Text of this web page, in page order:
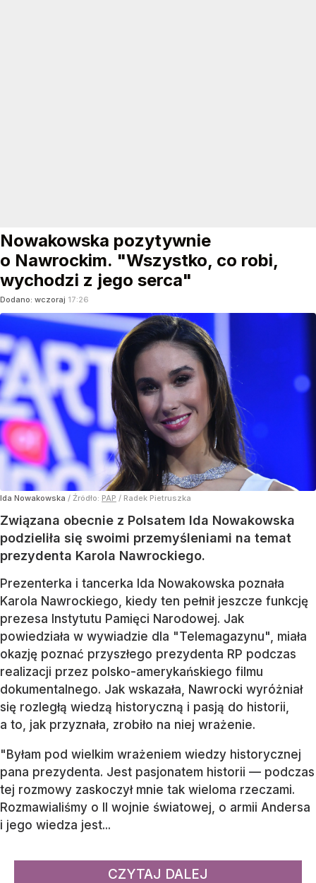
Nowakowska pozytywnie
o Nawrockim. "Wszystko, co robi,
wychodzi z jego serca"
Dodano: wczoraj 17:26
Ida Nowakowska / Źródło: PAP / Radek Pietruszka
Związana obecnie z Polsatem Ida Nowakowska
podzieliła się swoimi przemyśleniami na temat
prezydenta Karola Nawrockiego.
Prezenterka i tancerka Ida Nowakowska poznała
Karola Nawrockiego, kiedy ten pełnił jeszcze funkcję
prezesa Instytutu Pamięci Narodowej. Jak
powiedziała w wywiadzie dla "Telemagazynu", miała
okazję poznać przyszłego prezydenta RP podczas
realizacji przez polsko-amerykańskiego filmu
dokumentalnego. Jak wskazała, Nawrocki wyróżniał
się rozległą wiedzą historyczną i pasją do historii,
a to, jak przyznała, zrobiło na niej wrażenie.
"Byłam pod wielkim wrażeniem wiedzy historycznej
pana prezydenta. Jest pasjonatem historii — podczas
tej rozmowy zaskoczył mnie tak wieloma rzeczami.
Rozmawialiśmy o II wojnie światowej, o armii Andersa
i jego wiedza jest...
CZYTAJ DALEJ